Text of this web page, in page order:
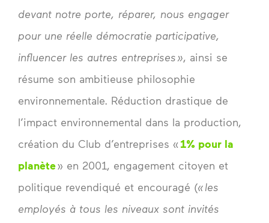
devant notre porte, réparer, nous engager
pour une réelle démocratie participative,
influencer les autres entreprises », ainsi se
résume son ambitieuse philosophie
environnementale. Réduction drastique de
l’impact environnemental dans la production,
création du Club d’entreprises «1% pour la
planète» en 2001, engagement citoyen et
politique revendiqué et encouragé (« les
employés à tous les niveaux sont invités